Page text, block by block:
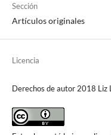
Sección
Artículos originales
Licencia
Derechos de autor 2018 Liz